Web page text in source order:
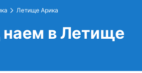
Летище Арика
наем в Летище